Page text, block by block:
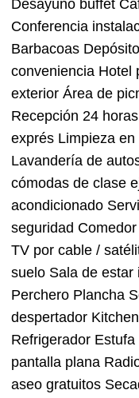
Desayuno buffet
Conferencia
Barbacoas
conveniencia Hotel
exterior Área de
Recepción 24
exprés Limpieza
Lavandería de
cómodas de clase
acondicionado
seguridad
TV por cable /
suelo Sala de estar
Perchero Plancha
despertador
Refrigerador
pantalla plana
aseo gratuitos